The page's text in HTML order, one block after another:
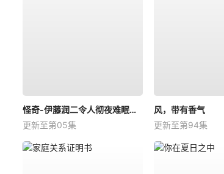
怪奇-伊藤润二令人彻夜难眠的奇异故事－
更新至第05集
风，带有香气
更新至第94集